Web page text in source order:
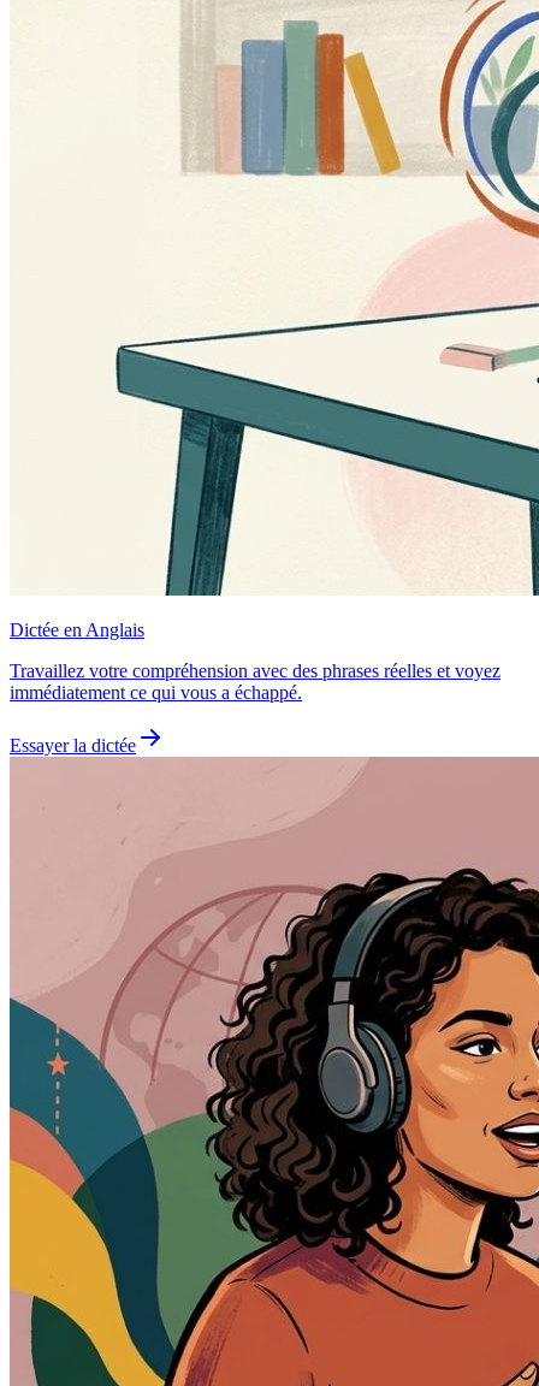
Dictée en Anglais
Travaillez votre compréhension avec des phrases réelles et voyez
immédiatement ce qui vous a échappé.
Essayer la dictée